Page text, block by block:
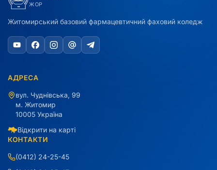
ЖОР
Житомирський базовий фармацевтичний фаховий коледж
АДРЕСА
вул. Чуднівська, 99
м. Житомир
10005 Україна
Відкрити на карті
КОНТАКТИ
(0412) 24-25-45